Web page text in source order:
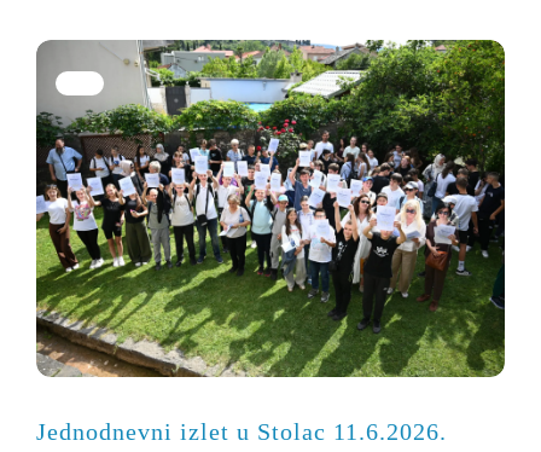
Jednodnevni izlet u Stolac 11.6.2026.